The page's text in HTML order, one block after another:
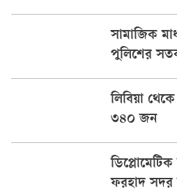
সামাজিক
পুলিশের
লিবিয়া
৩৪০ জন
ফরহাদ সদর